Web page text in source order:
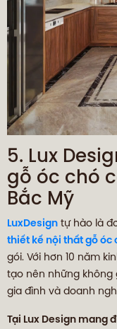
5. Lux
gỗ óc chó
Bắc Mỹ
LuxDesign tự hào là
thiết kế nội thất gỗ óc
gói. Với hơn 10 năm
tạo nên những không
gia đình và doanh
Tại Lux Design mang